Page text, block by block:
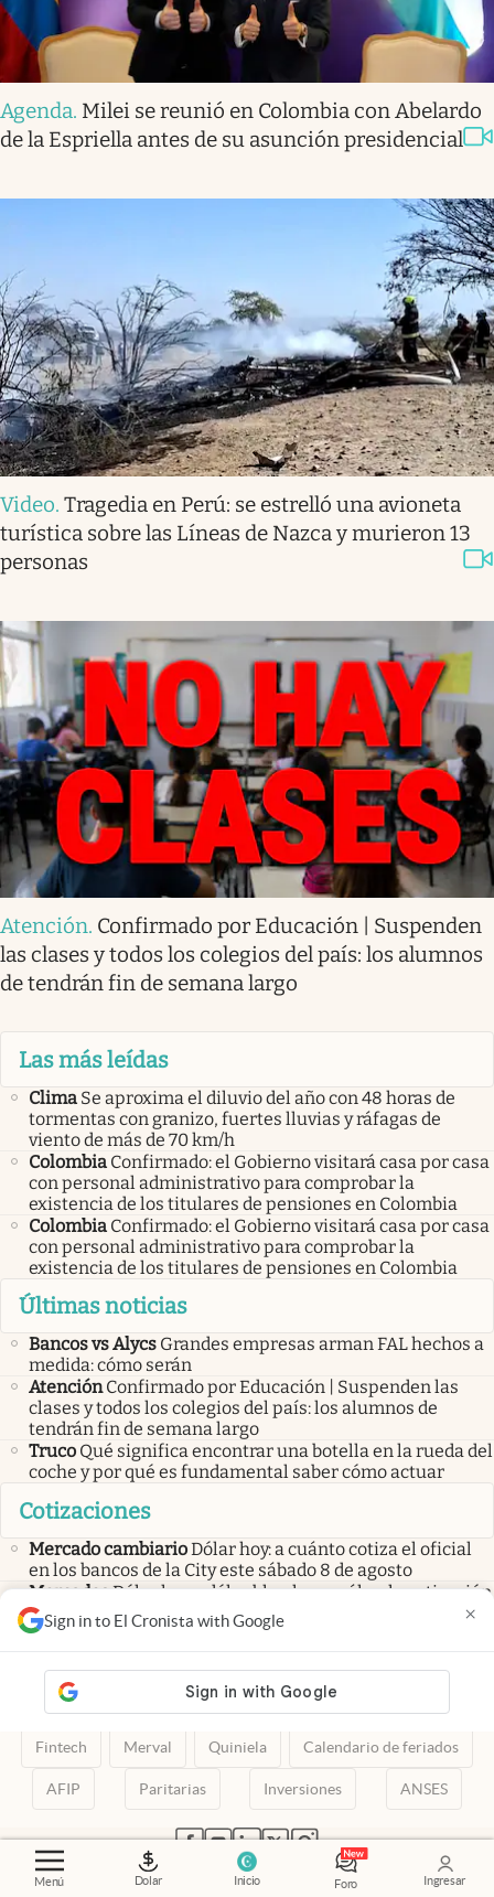
Menú Dolar Inicio Foro Ingresar
Sign in to El Cronista with Google ×
Agenda. Milei se reunió en Colombia con Abelardo
de la Espriella antes de su asunción presidencial
Video. Tragedia en Perú: se estrelló una avioneta
turística sobre las Líneas de Nazca y murieron 13
personas
Atención. Confirmado por Educación | Suspenden
las clases y todos los colegios del país: los alumnos
de tendrán fin de semana largo
Las más leídas
Clima Se aproxima el diluvio del año con 48 horas de
tormentas con granizo, fuertes lluvias y ráfagas de
viento de más de 70 km/h
Colombia Confirmado: el Gobierno visitará casa por casa
con personal administrativo para comprobar la
existencia de los titulares de pensiones en Colombia
Colombia Confirmado: el Gobierno visitará casa por casa
con personal administrativo para comprobar la
existencia de los titulares de pensiones en Colombia
Últimas noticias
Bancos vs Alycs Grandes empresas arman FAL hechos a
medida: cómo serán
Atención Confirmado por Educación | Suspenden las
clases y todos los colegios del país: los alumnos de
tendrán fin de semana largo
Truco Qué significa encontrar una botella en la rueda del
coche y por qué es fundamental saber cómo actuar
Cotizaciones
Mercado cambiarioDólar hoy: a cuánto cotiza el oficial
en los bancos de la City este sábado 8 de agosto
MercadosDólar hoy y dólar blue hoy: cuál es la cotización
del sábado 8 de agosto minuto a minuto
Mercado cambiario
Dólar blue hoy: a cuánto cotiza el
Dólar Dólar Blue Criptomonedas
Fintech Merval Quiniela Calendario de feriados
AFIP Paritarias Inversiones ANSES
abre en nueva pestaña
abre en nueva pestaña
abre en nueva pestaña
abre en nueva pestaña
abre en nueva pestaña